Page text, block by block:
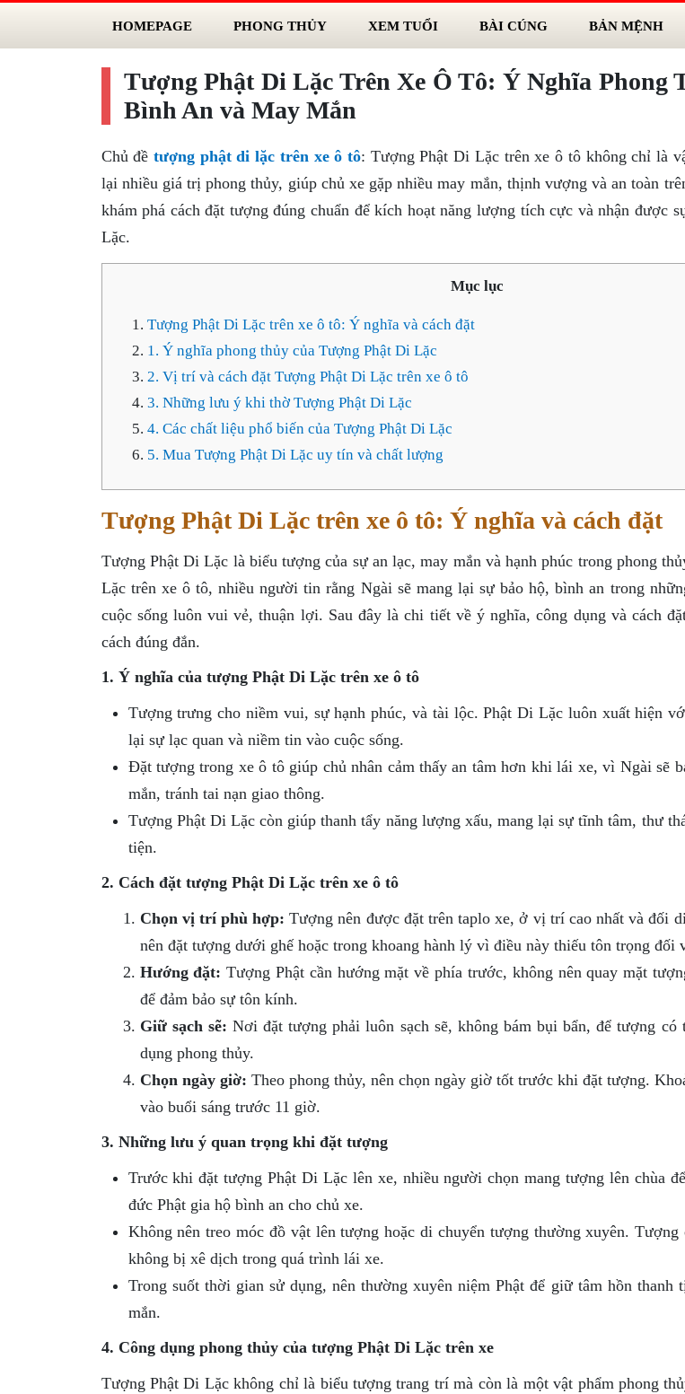
HOMEPAGE PHONG THỦY XEM TUỔI BÀI CÚNG BẢN MỆNH
Tượng Phật Di Lặc Trên Xe Ô Tô: Ý Nghĩa Phong
Bình An và May Mắn
Chủ đề tượng phật di lặc trên xe ô tô: Tượng Phật Di Lặc trên xe ô tô không chỉ là
lại nhiều giá trị phong thủy, giúp chủ xe gặp nhiều may mắn, thịnh vượng và an toàn
khám phá cách đặt tượng đúng chuẩn để kích hoạt năng lượng tích cực và nhận được
Lặc.
Mục lục
Tượng Phật Di Lặc trên xe ô tô: Ý nghĩa và cách đặt
1. Ý nghĩa phong thủy của Tượng Phật Di Lặc
2. Vị trí và cách đặt Tượng Phật Di Lặc trên xe ô tô
3. Những lưu ý khi thờ Tượng Phật Di Lặc
4. Các chất liệu phổ biến của Tượng Phật Di Lặc
5. Mua Tượng Phật Di Lặc uy tín và chất lượng
Tượng Phật Di Lặc trên xe ô tô: Ý nghĩa và cách đặt
Tượng Phật Di Lặc là biểu tượng của sự an lạc, may mắn và hạnh phúc trong phong
Lặc trên xe ô tô, nhiều người tin rằng Ngài sẽ mang lại sự bảo hộ, bình an trong
cuộc sống luôn vui vẻ, thuận lợi. Sau đây là chi tiết về ý nghĩa, công dụng và cách
cách đúng đắn.
1. Ý nghĩa của tượng Phật Di Lặc trên xe ô tô
Tượng trưng cho niềm vui, sự hạnh phúc, và tài lộc. Phật Di Lặc luôn xuất hiện
lại sự lạc quan và niềm tin vào cuộc sống.
Đặt tượng trong xe ô tô giúp chủ nhân cảm thấy an tâm hơn khi lái xe, vì Ngài sẽ
mắn, tránh tai nạn giao thông.
Tượng Phật Di Lặc còn giúp thanh tẩy năng lượng xấu, mang lại sự tĩnh tâm, thư
tiện.
2. Cách đặt tượng Phật Di Lặc trên xe ô tô
Chọn vị trí phù hợp: Tượng nên được đặt trên taplo xe, ở vị trí cao nhất và đối
nên đặt tượng dưới ghế hoặc trong khoang hành lý vì điều này thiếu tôn trọng đối
Hướng đặt: Tượng Phật cần hướng mặt về phía trước, không nên quay mặt
để đảm bảo sự tôn kính.
Giữ sạch sẽ: Nơi đặt tượng phải luôn sạch sẽ, không bám bụi bẩn, để tượng có
dụng phong thủy.
Chọn ngày giờ: Theo phong thủy, nên chọn ngày giờ tốt trước khi đặt tượng.
vào buổi sáng trước 11 giờ.
3. Những lưu ý quan trọng khi đặt tượng
Trước khi đặt tượng Phật Di Lặc lên xe, nhiều người chọn mang tượng lên chùa
đức Phật gia hộ bình an cho chủ xe.
Không nên treo móc đồ vật lên tượng hoặc di chuyển tượng thường xuyên.
không bị xê dịch trong quá trình lái xe.
Trong suốt thời gian sử dụng, nên thường xuyên niệm Phật để giữ tâm hồn thanh
mắn.
4. Công dụng phong thủy của tượng Phật Di Lặc trên xe
Tượng Phật Di Lặc không chỉ là biểu tượng trang trí mà còn là một vật phẩm phong